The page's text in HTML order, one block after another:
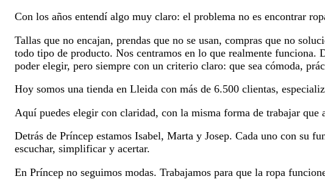
Con los años entendí algo muy claro: el problema no es encontrar
Tallas que no encajan, prendas que no se usan, compras que no
todo tipo de producto. Nos centramos en lo que realmente funciona.
poder elegir, pero siempre con un criterio claro: que sea cómoda,
Hoy somos una tienda en Lleida con más de 6.500 clientas,
Aquí puedes elegir con claridad, con la misma forma de trabajar que
Detrás de Príncep estamos Isabel, Marta y Josep. Cada uno con su
escuchar, simplificar y acertar.
En Príncep no seguimos modas. Trabajamos para que la ropa